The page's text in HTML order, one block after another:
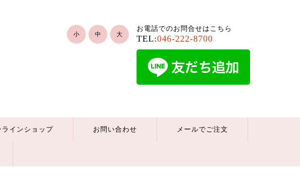
お電話でのお問合せはこちら
TEL:046-222-8700
小 中 大
ラインショップ お問い合わせ メールでご注文